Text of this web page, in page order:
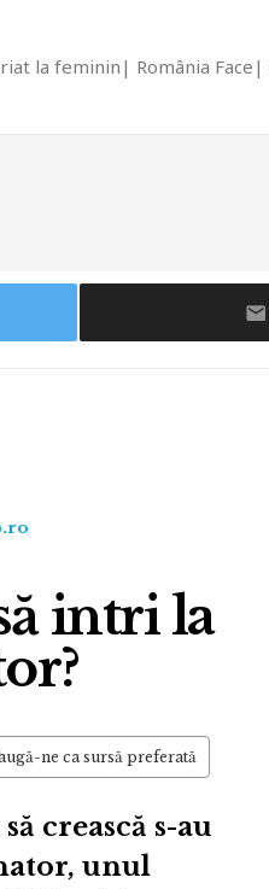
la feminin România Face
intri la
ne ca sursă preferată
crească s-au
unul